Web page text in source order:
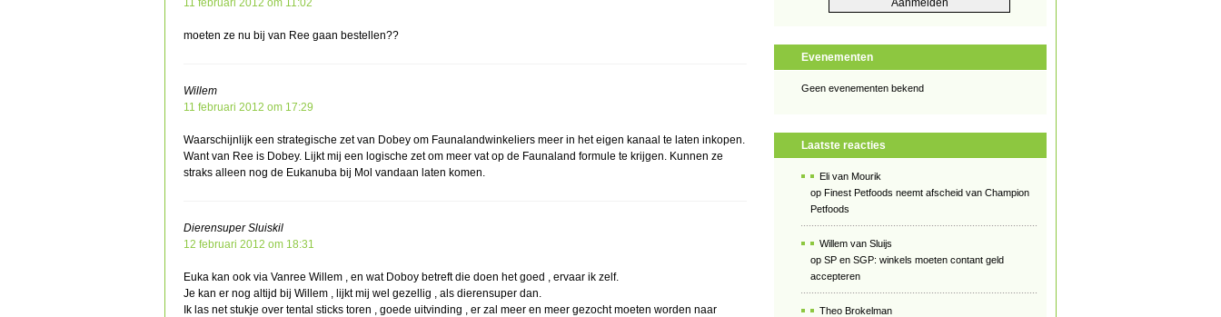
11 februari 2012 om 11:02
moeten ze nu bij van Ree gaan bestellen??
Willem
11 februari 2012 om 17:29
Waarschijnlijk een strategische zet van Dobey om Faunalandwinkeliers meer in het eigen kanaal te laten inkopen.
Want van Ree is Dobey. Lijkt mij een logische zet om meer vat op de Faunaland formule te krijgen. Kunnen ze
straks alleen nog de Eukanuba bij Mol vandaan laten komen.
Dierensuper Sluiskil
12 februari 2012 om 18:31
Euka kan ook via Vanree Willem , en wat Doboy betreft die doen het goed , ervaar ik zelf.
Je kan er nog altijd bij Willem , lijkt mij wel gezellig , als dierensuper dan.
Ik las net stukje over tental sticks toren , goede uitvinding , er zal meer en meer gezocht moeten worden naar
Evenementen
Geen evenementen bekend
Laatste reacties
Eli van Mourik
op Finest Petfoods neemt afscheid van Champion
Petfoods
Willem van Sluijs
op SP en SGP: winkels moeten contant geld
accepteren
Theo Brokelman